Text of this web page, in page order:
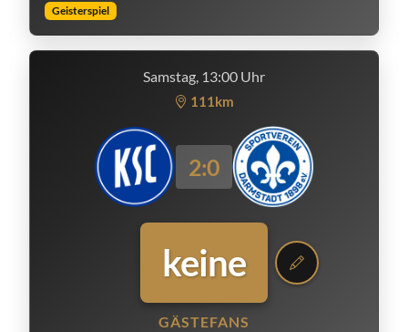
Geisterspiel
Samstag, 13:00 Uhr
111km
2:0
keine
GÄSTEFANS